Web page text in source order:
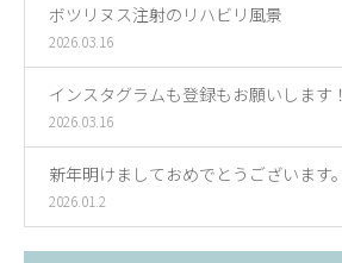
ボツリヌス注射のリハビリ風景
2026.03.16
インスタグラムも登録もお願いします！
2026.03.16
新年明けましておめでとうございます。
2026.01.2